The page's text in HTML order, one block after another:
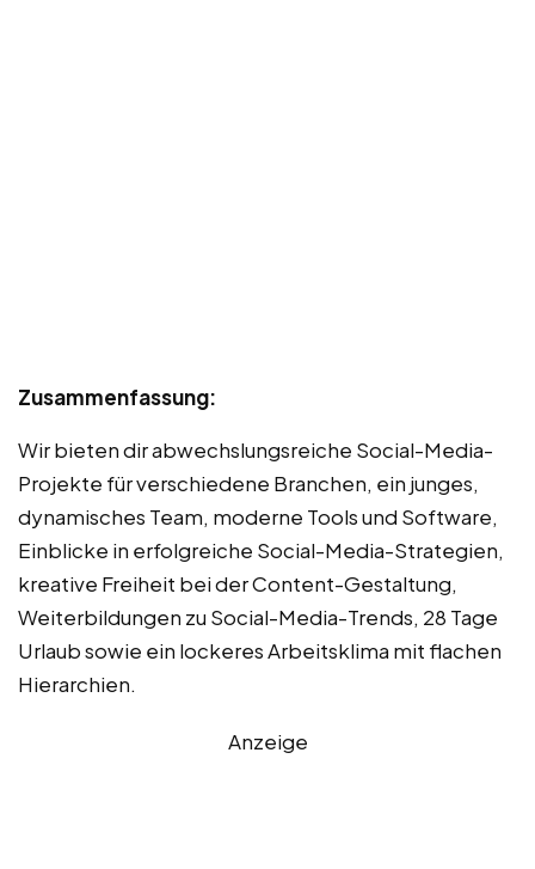
Zusammenfassung:
Wir bieten dir abwechslungsreiche Social-Media-
Projekte für verschiedene Branchen, ein junges,
dynamisches Team, moderne Tools und Software,
Einblicke in erfolgreiche Social-Media-Strategien,
kreative Freiheit bei der Content-Gestaltung,
Weiterbildungen zu Social-Media-Trends, 28 Tage
Urlaub sowie ein lockeres Arbeitsklima mit flachen
Hierarchien.
Anzeige